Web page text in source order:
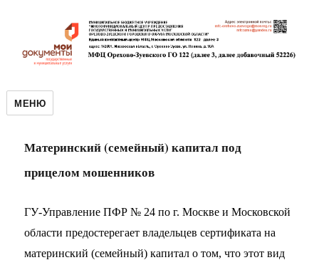
МЕНЮ
Материнский (семейный) капитал под
прицелом мошенников
ГУ-Управление ПФР № 24 по г. Москве и Московской
области предостерегает владельцев сертификата на
материнский (семейный) капитал о том, что этот вид